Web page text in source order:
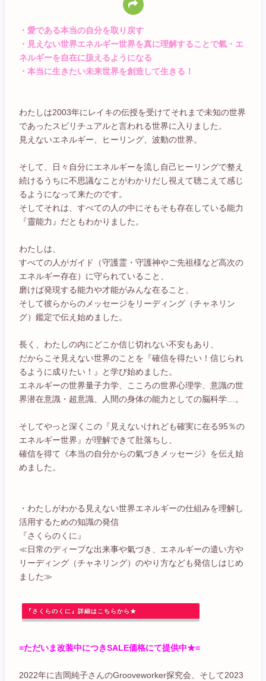
・愛である本当の自分を取り戻す
・見えない世界エネルギー世界を真に理解することで氣・エ
ネルギーを自在に扱えるようになる
・本当に生きたい未来世界を創造して生きる！
わたしは2003年にレイキの伝授を受けてそれまで未知の世界
であったスピリチュアルと言われる世界に入りました。
見えないエネルギー、ヒーリング、波動の世界。
そして、日々自分にエネルギーを流し自己ヒーリングで整え
続けるうちに不思議なことがわかりだし視えて聴こえて感じ
るようになって来たのです。
そしてそれは、すべての人の中にそもそも存在している能力
『靈能力』だともわかりました。
わたしは、
すべての人がガイド（守護霊・守護神やご先祖様など高次の
エネルギー存在）に守られていること、
磨けば発現する能力や才能がみんな在ること、
そして彼らからのメッセージをリーディング（チャネリン
グ）鑑定で伝え始めました。
長く、わたしの内にどこか信じ切れない不安もあり、
だからこそ見えない世界のことを『確信を得たい！信じられ
るように成りたい！』と学び始めました。
エネルギーの世界量子力学、こころの世界心理学、意識の世
界潜在意識・超意識、人間の身体の能力としての脳科学…。
そしてやっと深くこの『見えないけれども確実に在る95％の
エネルギー世界』が理解できて肚落ちし、
確信を得て《本当の自分からの氣づきメッセージ》を伝え始
めました。
・わたしがわかる見えない世界エネルギーの仕組みを理解し
活用するための知識の発信
『さくらのくに』
≪日常のディープな出来事や氣づき、エネルギーの遣い方や
リーディング（チャネリング）のやり方なども発信しはじめ
ました≫
『さくらのくに』詳細はこちらから★
=ただいま改装中につきSALE価格にて提供中★=
2022年に吉岡純子さんのGrooveworker探究会、そして2023